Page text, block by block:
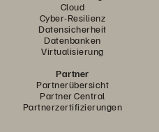
Cloud
Cyber-Resilienz
Datensicherheit
Datenbanken
Virtualisierung
Partner
Partnerübersicht
Partner Central
Partnerzertifizierungen